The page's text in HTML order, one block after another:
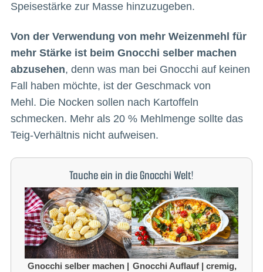
Speisestärke zur Masse hinzuzugeben.
Von der Verwendung von mehr Weizenmehl für
mehr Stärke ist beim Gnocchi selber machen
abzusehen, denn was man bei Gnocchi auf keinen
Fall haben möchte, ist der Geschmack von
Mehl. Die Nocken sollen nach Kartoffeln
schmecken. Mehr als 20 % Mehlmenge sollte das
Teig-Verhältnis nicht aufweisen.
Tauche ein in die Gnocchi Welt!
Gnocchi selber machen | Gnocchi Auflauf | cremig,